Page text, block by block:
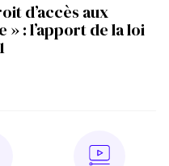
d’accès aux
: l’apport de la loi